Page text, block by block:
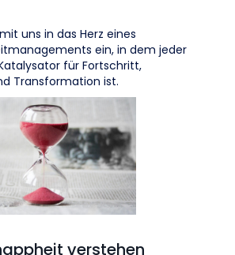
uns in das Herz eines
ein, in dem jeder
für Fortschritt,
Transformation ist.
verstehen